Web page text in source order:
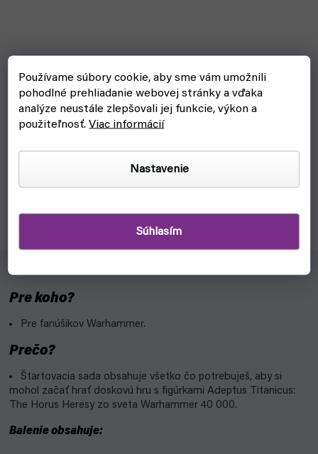
Používame súbory cookie, aby sme vám umožnili
pohodlné prehliadanie webovej stránky a vďaka
analýze neustále zlepšovali jej funkcie, výkon a
použiteľnosť.Viac informácií
Nastavenie
Súhlasím
Warhammer The Horus Heresy: Solar Auxillia - Leman
Russ Assault Tank
skladom, ihneď na odoslanie
Pre koho?
Pre fanúšikov Warhammer.
Prečo?
Štartovacia sada obsahuje všetko čo potrebuješ, aby si
mohol začať hrať doskovú hru s figúrkami Adeptus Titanicus:
The Horus Heresy zo sveta Warhammer 40 000.
Balenie obsahuje: